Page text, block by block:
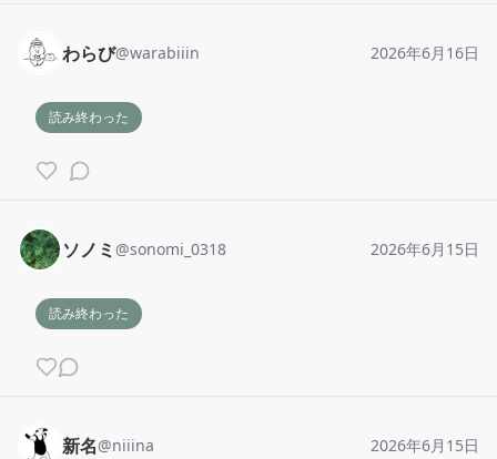
わらび@warabiiin 2026年6月16日
読み終わった
ソノミ @sonomi_0318 2026年6月15日
読み終わった
新名@niiina 2026年6月15日